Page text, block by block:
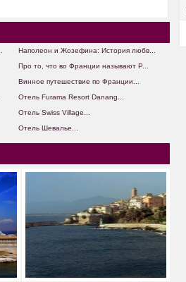
Наполеон и Жозефина: История любв...
Про то, что во Франции называют P...
Винное путешествие по Франции...
Отель Furama Resort Danang...
Отель Swiss Village...
Отель Шевалье...